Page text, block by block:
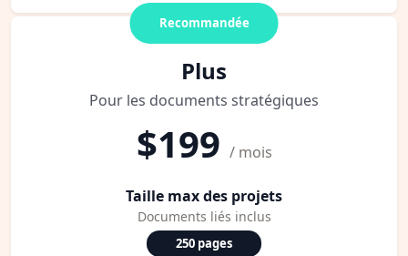
Recommandée
Plus
Pour les documents stratégiques
$199 / mois
Taille max des projets
Documents liés inclus
250 pages